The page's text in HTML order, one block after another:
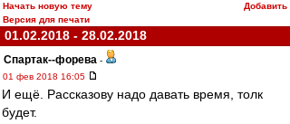
Начать новую тему
Добавить
Версия для печати
01.02.2018 - 28.02.2018
Cпартак--форева -
01 фев 2018 16:05
И ещё. Рассказову надо давать время, толк
будет.